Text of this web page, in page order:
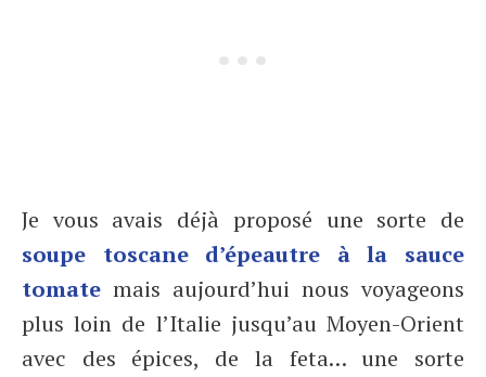
Je vous avais déjà proposé une sorte de
soupe toscane d’épeautre à la sauce
tomate mais aujourd’hui nous voyageons
plus loin de l’Italie jusqu’au Moyen-Orient
avec des épices, de la feta… une sorte